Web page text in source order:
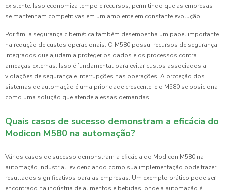
existente. Isso economiza tempo e recursos, permitindo que as empresas
se mantenham competitivas em um ambiente em constante evolução.
Por fim, a segurança cibernética também desempenha um papel importante
na redução de custos operacionais. O M580 possui recursos de segurança
integrados que ajudam a proteger os dados e os processos contra
ameaças externas. Isso é fundamental para evitar custos associados a
violações de segurança e interrupções nas operações. A proteção dos
sistemas de automação é uma prioridade crescente, e o M580 se posiciona
como uma solução que atende a essas demandas.
Quais casos de sucesso demonstram a eficácia do
Modicon M580 na automação?
Vários casos de sucesso demonstram a eficácia do Modicon M580 na
automação industrial, evidenciando como sua implementação pode trazer
resultados significativos para as empresas. Um exemplo prático pode ser